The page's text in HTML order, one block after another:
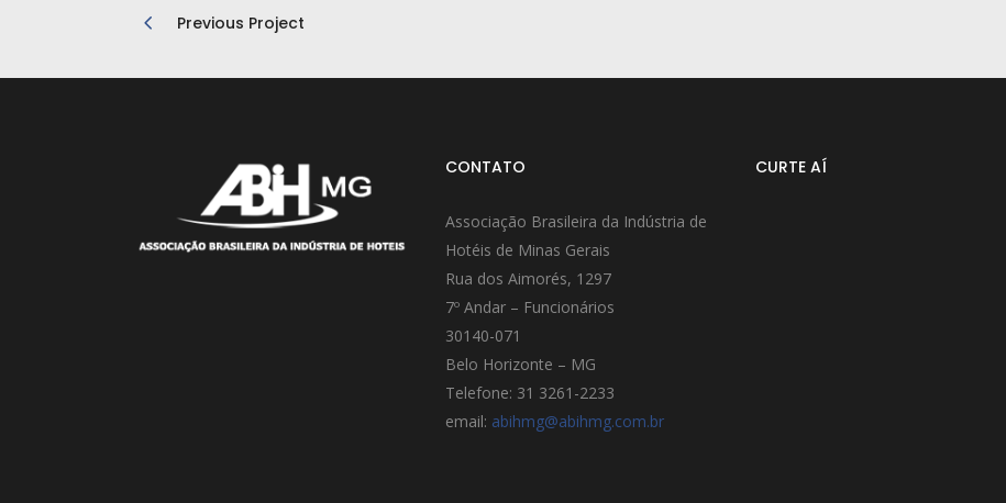
Previous Project
CONTATO
Associação Brasileira da Indústria de
Hotéis de Minas Gerais
Rua dos Aimorés, 1297
7º Andar – Funcionários
30140-071
Belo Horizonte – MG
Telefone: 31 3261-2233
email: abihmg@abihmg.com.br
CURTE AÍ